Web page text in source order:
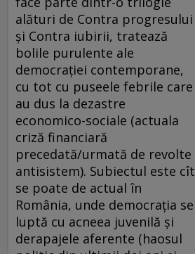
alături de Contra progresului
şi Contra iubirii, tratează
bolile purulente ale
democraţiei contemporane,
cu tot cu puseele febrile care
au dus la dezastre
economico-sociale (actuala
criză financiară
precedată/urmată de revolte
antisistem). Subiectul este cît
se poate de actual în
România, unde democraţia se
luptă cu acneea juvenilă şi
derapajele aferente (haosul